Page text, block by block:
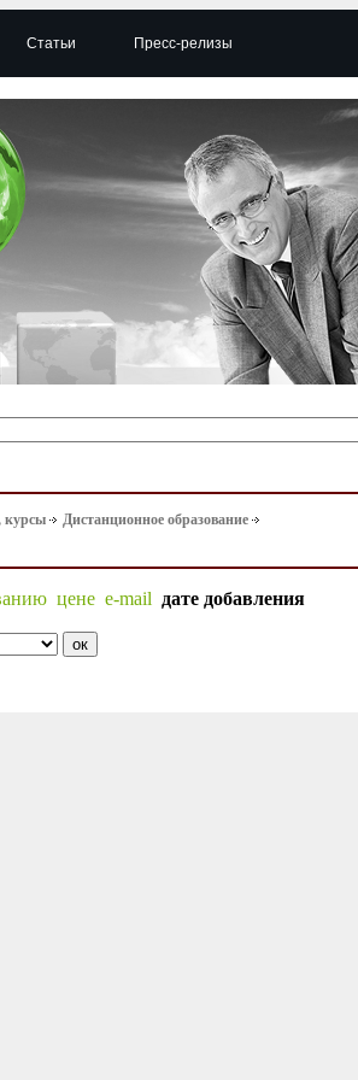
Статьи Пресс-релизы
курсы Дистанционное образование
цене e-mail дате добавления